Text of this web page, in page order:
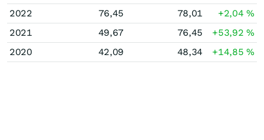
2022
76,45 78,01 +2,04%
2021
49,67 76,45 +53,92%
2020
42,09 48,34 +14,85%